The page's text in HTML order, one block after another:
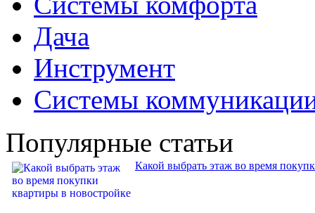
Дача
Инструмент
Системы
Популярные статьи
Какой выбрать этаж во время